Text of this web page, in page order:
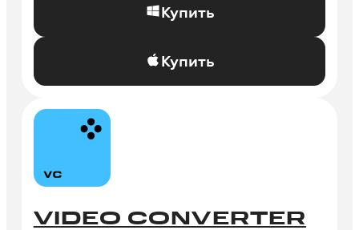
Купить
Купить
VIDEO CONVERTER